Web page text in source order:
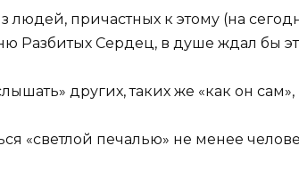
людей, причастных к этому (на
Разбитых Сердец, в душе ждал бы
других, таких же «как он
«светлой печалью» не менее